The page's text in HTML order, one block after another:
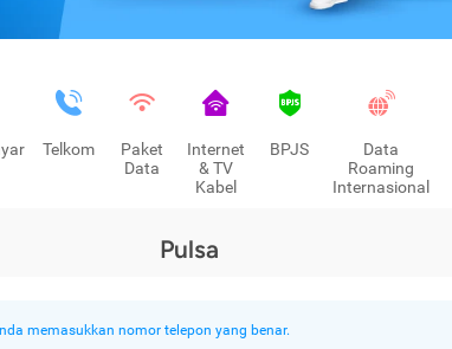
Telkom
Paket
Data
Internet
& TV
Kabel
BPJS
Data
Roaming
Internasional
Pulsa
memasukkan nomor telepon yang benar.